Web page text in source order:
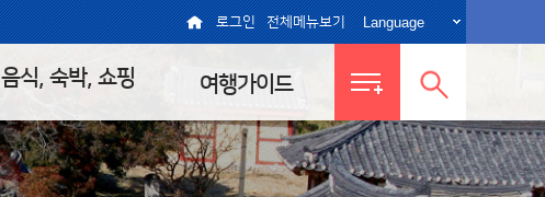
로그인 전체메뉴보기 Language
음식, 숙박, 쇼핑 여행가이드
전체메뉴
보기
통합검색
열기